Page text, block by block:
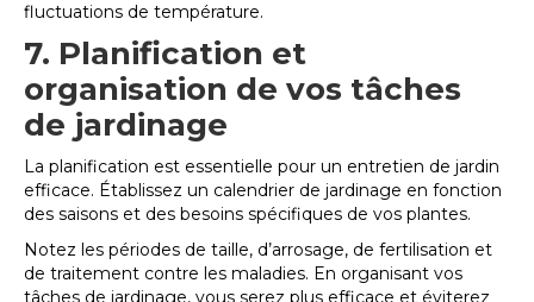
fluctuations de température.
7. Planification et
organisation de vos tâches
de jardinage
La planification est essentielle pour un entretien de jardin
efficace. Établissez un calendrier de jardinage en fonction
des saisons et des besoins spécifiques de vos plantes.
Notez les périodes de taille, d’arrosage, de fertilisation et
de traitement contre les maladies. En organisant vos
tâches de jardinage, vous serez plus efficace et éviterez